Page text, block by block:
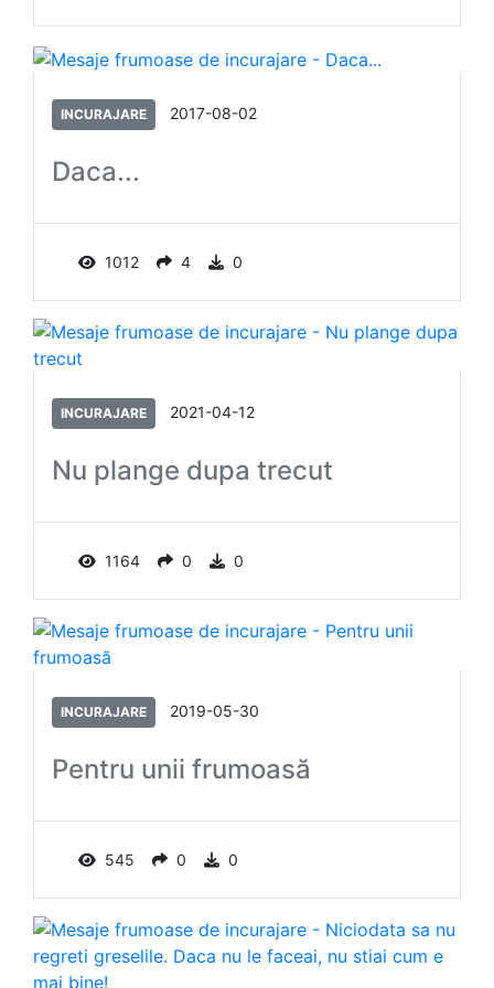
INCURAJARE 2017-08-02
Daca...
1012 4 0
INCURAJARE 2021-04-12
Nu plange dupa trecut
1164 0 0
INCURAJARE 2019-05-30
Pentru unii frumoasă
545 0 0